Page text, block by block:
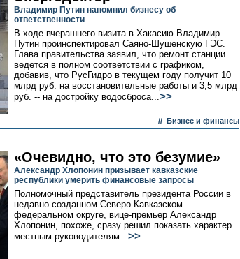
Владимир Путин напомнил бизнесу об
ответственности
В ходе вчерашнего визита в Хакасию Владимир
Путин проинспектировал Саяно-Шушенскую ГЭС.
Глава правительства заявил, что ремонт станции
ведется в полном соответствии с графиком,
добавив, что РусГидро в текущем году получит 10
млрд руб. на восстановительные работы и 3,5 млрд
руб. -- на достройку водосброса...>>
// Бизнес и финансы
«Очевидно, что это безумие»
Александр Хлопонин призывает кавказские
республики умерить финансовые запросы
Полномочный представитель президента России в
недавно созданном Северо-Кавказском
федеральном округе, вице-премьер Александр
Хлопонин, похоже, сразу решил показать характер
местным руководителям...>>